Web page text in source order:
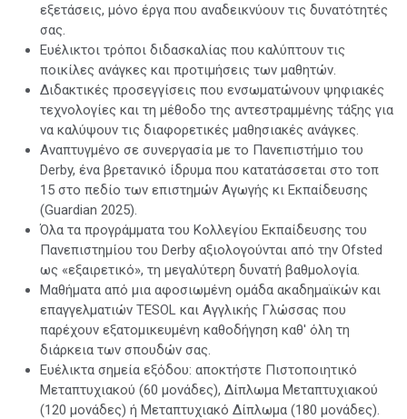
εξετάσεις, μόνο έργα που αναδεικνύουν τις δυνατότητές
σας.
Ευέλικτοι τρόποι διδασκαλίας που καλύπτουν τις
ποικίλες ανάγκες και προτιμήσεις των μαθητών.
Διδακτικές προσεγγίσεις που ενσωματώνουν ψηφιακές
τεχνολογίες και τη μέθοδο της αντεστραμμένης τάξης για
να καλύψουν τις διαφορετικές μαθησιακές ανάγκες.
Αναπτυγμένο σε συνεργασία με το Πανεπιστήμιο του
Derby, ένα βρετανικό ίδρυμα που κατατάσσεται στο τοπ
15 στο πεδίο των επιστημών Αγωγής κι Εκπαίδευσης
(Guardian 2025).
Όλα τα προγράμματα του Κολλεγίου Εκπαίδευσης του
Πανεπιστημίου του Derby αξιολογούνται από την Ofsted
ως «εξαιρετικό», τη μεγαλύτερη δυνατή βαθμολογία.
Μαθήματα από μια αφοσιωμένη ομάδα ακαδημαϊκών και
επαγγελματιών TESOL και Αγγλικής Γλώσσας που
παρέχουν εξατομικευμένη καθοδήγηση καθ' όλη τη
διάρκεια των σπουδών σας.
Ευέλικτα σημεία εξόδου: αποκτήστε Πιστοποιητικό
Μεταπτυχιακού (60 μονάδες), Δίπλωμα Μεταπτυχιακού
(120 μονάδες) ή Μεταπτυχιακό Δίπλωμα (180 μονάδες).